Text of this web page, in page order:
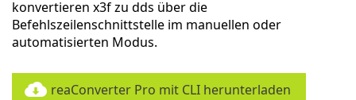
konvertieren x3f zu dds über die
Befehlszeilenschnittstelle im manuellen oder
automatisierten Modus.
reaConverter Pro mit CLI herunterladen